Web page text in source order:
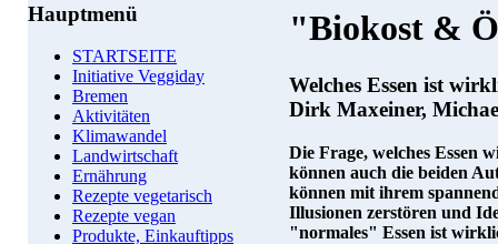
Hauptmenü
STARTSEITE
Initiative Veggiday
Bremen
Aktivitäten
Klimawandel
Landwirtschaft
Ernährung
Rezepte vegetarisch
Rezepte vegan
Produkte, Einkauftipps
"Biokost &
Welches Essen ist
Dirk Maxeiner,
Die Frage, welches Essen
können auch die beiden
können mit ihrem
Illusionen zerstören und
"normales" Essen ist